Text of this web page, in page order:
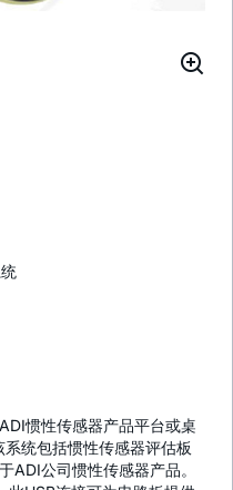
惯性传感器产品平台或桌
统包括惯性传感器评估板
ADI公司惯性传感器产品。